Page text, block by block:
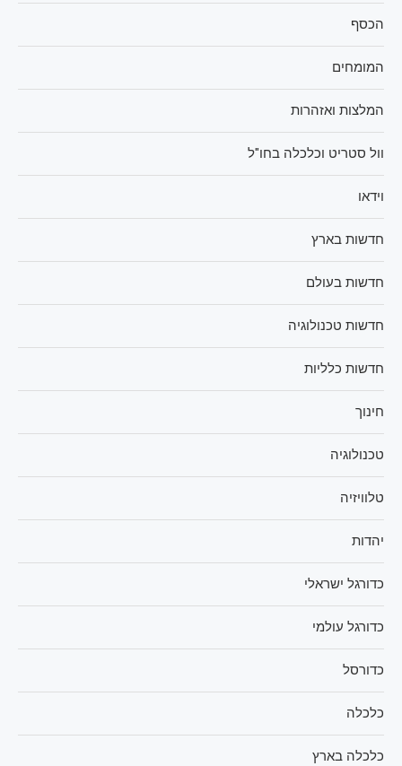
הכסף
המומחים
המלצות ואזהרות
וול סטריט וכלכלה בחו"ל
וידאו
חדשות בארץ
חדשות בעולם
חדשות טכנולוגיה
חדשות כלליות
חינוך
טכנולוגיה
טלוויזיה
יהדות
כדורגל ישראלי
כדורגל עולמי
כדורסל
כלכלה
כלכלה בארץ